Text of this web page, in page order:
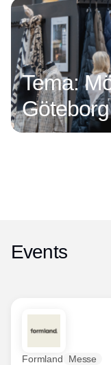
Tema:
Göteborg
Events
Formland Messe